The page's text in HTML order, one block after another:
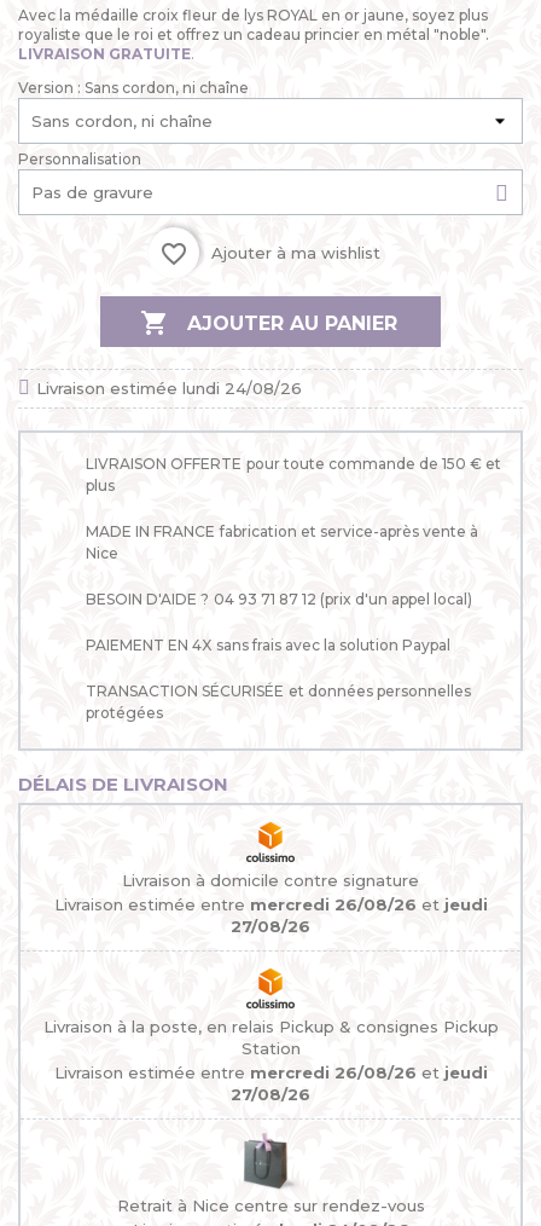
Avec la médaille croix fleur de lys ROYAL en or jaune, soyez plus
royaliste que le roi et offrez un cadeau princier en métal "noble".
LIVRAISON GRATUITE.
Version : Sans cordon, ni chaîne
Personnalisation
favorite_border Ajouter à ma wishlist
 AJOUTER AU PANIER
Livraison estimée lundi 24/08/26
LIVRAISON OFFERTE pour toute commande de 150 € et
plus
MADE IN FRANCE fabrication et service-après vente à
Nice
BESOIN D'AIDE ? 04 93 71 87 12 (prix d'un appel local)
PAIEMENT EN 4X sans frais avec la solution Paypal
TRANSACTION SÉCURISÉE et données personnelles
protégées
DÉLAIS DE LIVRAISON
Livraison à domicile contre signature
Livraison estimée entre mercredi 26/08/26 et jeudi
27/08/26
Livraison à la poste, en relais Pickup & consignes Pickup
Station
Livraison estimée entre mercredi 26/08/26 et jeudi
27/08/26
Retrait à Nice centre sur rendez-vous